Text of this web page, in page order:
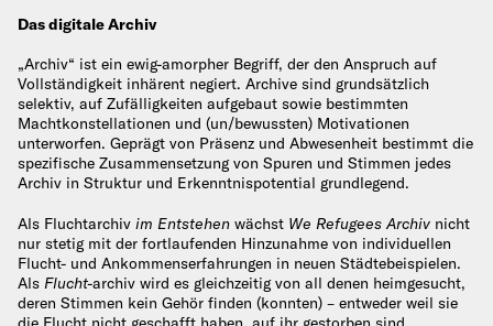
Das digitale Archiv
„Archiv“ ist ein ewig-amorpher Begriff, der den Anspruch auf
Vollständigkeit inhärent negiert. Archive sind grundsätzlich
selektiv, auf Zufälligkeiten aufgebaut sowie bestimmten
Machtkonstellationen und (un/bewussten) Motivationen
unterworfen. Geprägt von Präsenz und Abwesenheit bestimmt die
spezifische Zusammensetzung von Spuren und Stimmen jedes
Archiv in Struktur und Erkenntnispotential grundlegend.
Als Fluchtarchiv im Entstehen wächst We Refugees Archiv nicht
nur stetig mit der fortlaufenden Hinzunahme von individuellen
Flucht- und Ankommenserfahrungen in neuen Städtebeispielen.
Als Flucht-archiv wird es gleichzeitig von all denen heimgesucht,
deren Stimmen kein Gehör finden (konnten) – entweder weil sie